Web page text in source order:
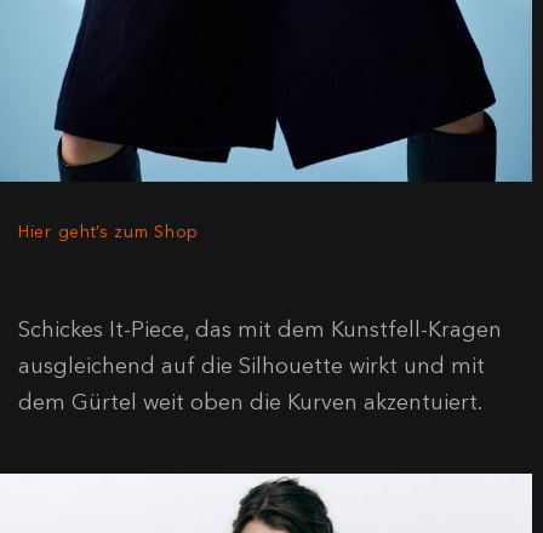
Hier geht’s zum Shop
Schickes It-Piece, das mit dem Kunstfell-Kragen
ausgleichend auf die Silhouette wirkt und mit
dem Gürtel weit oben die Kurven akzentuiert.